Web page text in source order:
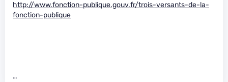
http://www.fonction-publique.gouv.fr/trois-versants-de-la-
fonction-publique
…